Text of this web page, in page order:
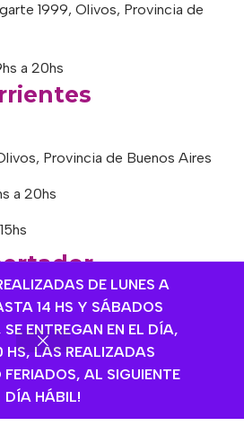
DE LUNES A
14 HS Y SÁBADOS
ENTREGAN EN EL DÍA,
HS, LAS REALIZADAS
AL SIGUIENTE
DÍA HÁBIL!
1999, Olivos, Provincia de
a 20hs
Provincia de Buenos Aires
a 20hs
Vte. López, Provincia de
9hs a 13hs / 16hs a 20hs